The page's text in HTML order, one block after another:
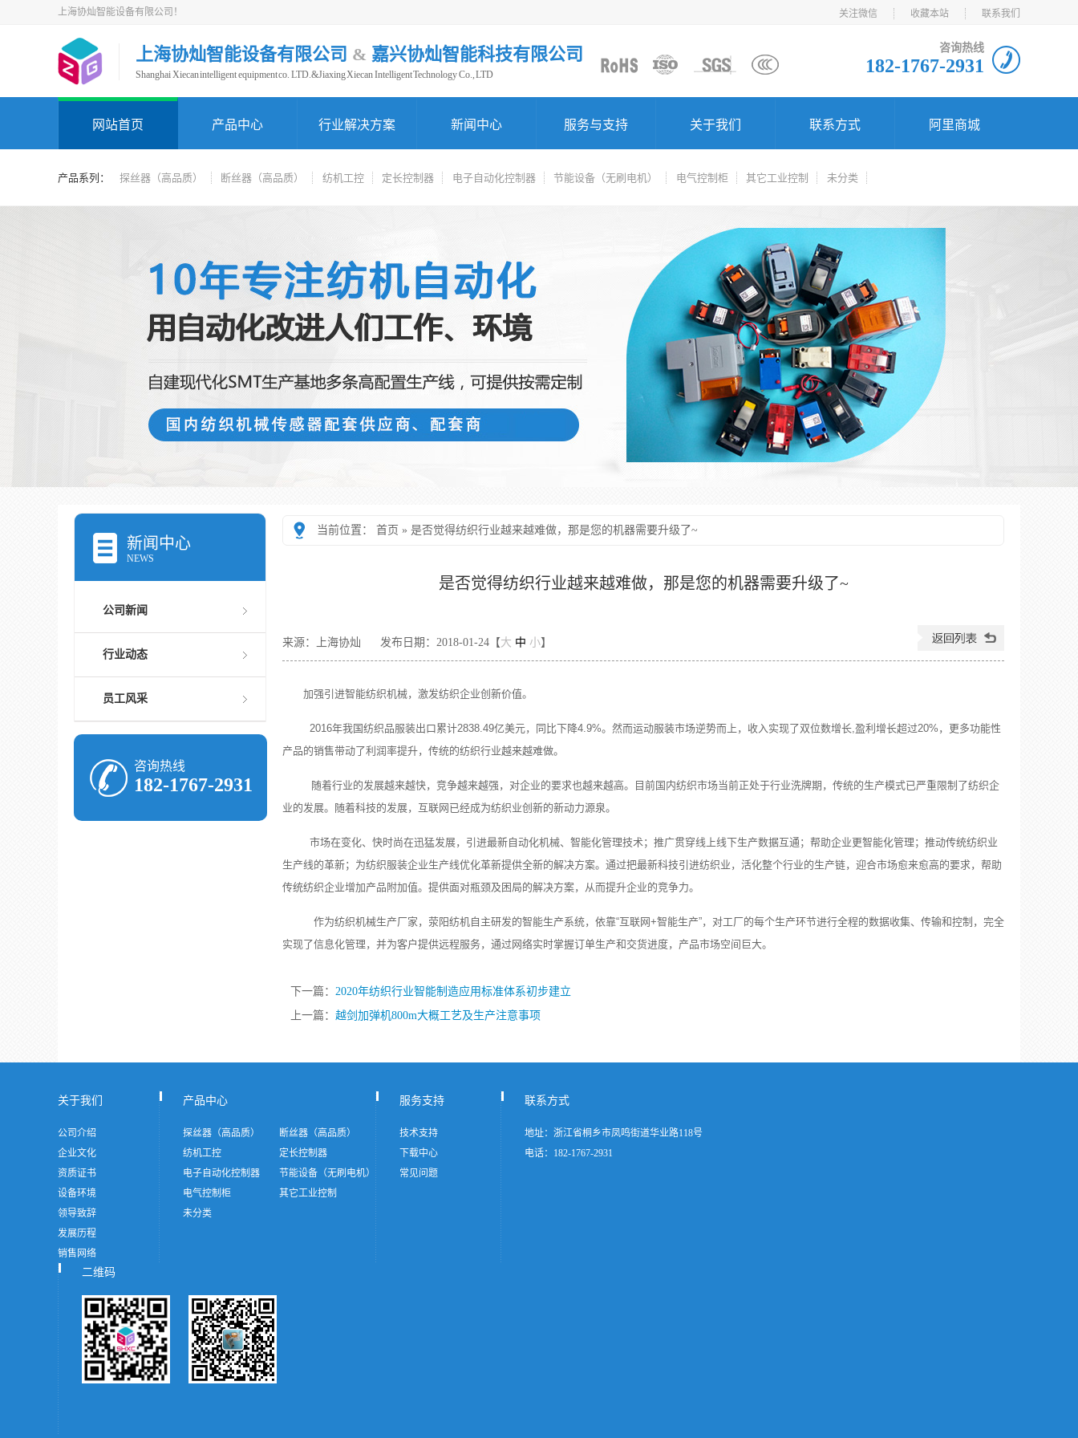
上海协灿智能设备有限公司！ 关注微信 收藏本站 联系我们
上海协灿智能设备有限公司 & 嘉兴协灿智能科技有限公司
Shanghai Xiecan intelligent equipment co. LTD.&Jiaxing Xiecan Intelligent Technology Co., LTD
咨询热线
182-1767-2931
网站首页 产品中心 行业解决方案 新闻中心 服务与支持 关于我们 联系方式 阿里商城
产品系列： 探丝器（高品质） 断丝器（高品质） 纺机工控 定长控制器 电子自动化控制器 节能设备（无刷电机） 电气控制柜 其它工业控制 未分类
当前位置： 首页 » 是否觉得纺织行业越来越难做，那是您的机器需要升级了~
是否觉得纺织行业越来越难做，那是您的机器需要升级了~
来源：上海协灿 发布日期：2018-01-24【大 中 小】
加强引进智能纺织机械，激发纺织企业创新价值。
2016年我国纺织品服装出口累计2838.49亿美元，同比下降4.9%。然而运动服装市场逆势而上，收入实现了双位数增长,盈利增长超过20%，更多功能性
产品的销售带动了利润率提升，传统的纺织行业越来越难做。
随着行业的发展越来越快，竞争越来越强，对企业的要求也越来越高。目前国内纺织市场当前正处于行业洗牌期，传统的生产模式已严重限制了纺织企
业的发展。随着科技的发展，互联网已经成为纺织业创新的新动力源泉。
市场在变化、快时尚在迅猛发展，引进最新自动化机械、智能化管理技术；推广贯穿线上线下生产数据互通；帮助企业更智能化管理；推动传统纺织业
生产线的革新；为纺织服装企业生产线优化革新提供全新的解决方案。通过把最新科技引进纺织业，活化整个行业的生产链，迎合市场愈来愈高的要求，帮助
传统纺织企业增加产品附加值。提供面对瓶颈及困局的解决方案，从而提升企业的竞争力。
作为纺织机械生产厂家，荥阳纺机自主研发的智能生产系统，依靠“互联网+智能生产”，对工厂的每个生产环节进行全程的数据收集、传输和控制，完全
实现了信息化管理，并为客户提供远程服务，通过网络实时掌握订单生产和交货进度，产品市场空间巨大。
下一篇： 2020年纺织行业智能制造应用标准体系初步建立
上一篇： 越剑加弹机800m大概工艺及生产注意事项
新闻中心
NEWS
公司新闻
行业动态
员工风采
咨询热线
182-1767-2931
关于我们
公司介绍
企业文化
资质证书
设备环境
领导致辞
发展历程
销售网络
产品中心
探丝器（高品质）
断丝器（高品质）
纺机工控
定长控制器
电子自动化控制器
节能设备（无刷电机）
电气控制柜
其它工业控制
未分类
服务支持
技术支持
下载中心
常见问题
联系方式
地址：浙江省桐乡市凤鸣街道华业路118号
电话：182-1767-2931
二维码